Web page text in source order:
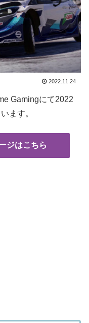
2022.11.24
Gamingにて2022
ます。
ジはこちら